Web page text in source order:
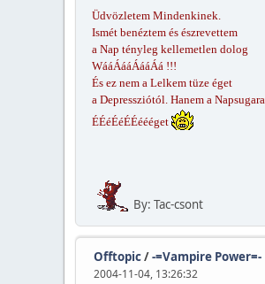
Üdvözletem Mindenkinek.
Ismét benéztem és észrevettem
a Nap tényleg kellemetlen dolog
WááÁááÁááÁá !!!
És ez nem a Lelkem tüze éget
a Depressziótól. Hanem a Napsugara
ÉÉéÉéÉÉéééget
By: Tac-csont
Offtopic/-=Vampire Power=-
2004-11-04, 13:26:32